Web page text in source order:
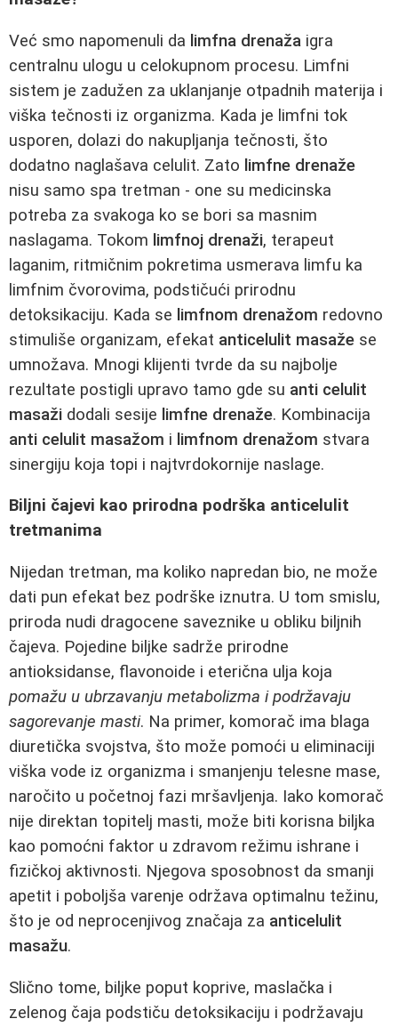
Već smo napomenuli da limfna drenaža igra
centralnu ulogu u celokupnom procesu. Limfni
sistem je zadužen za uklanjanje otpadnih materija i
viška tečnosti iz organizma. Kada je limfni tok
usporen, dolazi do nakupljanja tečnosti, što
dodatno naglašava celulit. Zato limfne drenaže
nisu samo spa tretman - one su medicinska
potreba za svakoga ko se bori sa masnim
naslagama. Tokom limfnoj drenaži, terapeut
laganim, ritmičnim pokretima usmerava limfu ka
limfnim čvorovima, podstičući prirodnu
detoksikaciju. Kada se limfnom drenažom redovno
stimuliše organizam, efekat anticelulit masaže se
umnožava. Mnogi klijenti tvrde da su najbolje
rezultate postigli upravo tamo gde su anti celulit
masaži dodali sesije limfne drenaže. Kombinacija
anti celulit masažom i limfnom drenažom stvara
sinergiju koja topi i najtvrdokornije naslage.
Biljni čajevi kao prirodna podrška anticelulit
tretmanima
Nijedan tretman, ma koliko napredan bio, ne može
dati pun efekat bez podrške iznutra. U tom smislu,
priroda nudi dragocene saveznike u obliku biljnih
čajeva. Pojedine biljke sadrže prirodne
antioksidanse, flavonoide i eterična ulja koja
pomažu u ubrzavanju metabolizma i podržavaju
sagorevanje masti. Na primer, komorač ima blaga
diuretička svojstva, što može pomoći u eliminaciji
viška vode iz organizma i smanjenju telesne mase,
naročito u početnoj fazi mršavljenja. Iako komorač
nije direktan topitelj masti, može biti korisna biljka
kao pomoćni faktor u zdravom režimu ishrane i
fizičkoj aktivnosti. Njegova sposobnost da smanji
apetit i poboljša varenje održava optimalnu težinu,
što je od neprocenjivog značaja za anticelulit
masažu.
Slično tome, biljke poput koprive, maslačka i
zelenog čaja podstiču detoksikaciju i podržavaju